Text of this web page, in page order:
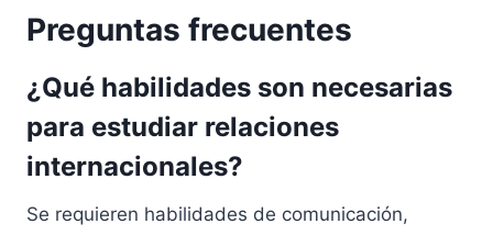
Preguntas frecuentes
¿Qué habilidades son necesarias
para estudiar relaciones
internacionales?
Se requieren habilidades de comunicación,